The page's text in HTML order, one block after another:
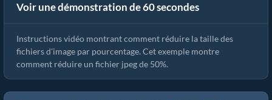
Voir une démonstration de 60 secondes
Comment réduire la taille de image par pourcentage
Instructions vidéo montrant comment réduire la taille des
fichiers d'image par pourcentage. Cet exemple montre
comment réduire un fichier jpeg de 50%.